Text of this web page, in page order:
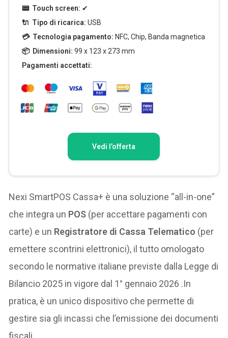
📟 Touch screen: ✔
🔌 Tipo di ricarica:USB
💳 Tecnologia pagamento: NFC, Chip, Banda magnetica
📦 Dimensioni:99 x 123 x 273 mm
Pagamenti accettati:
Vedi l’offerta
Nexi SmartPOS Cassa+ è una soluzione “all-in-one”
che integra un POS (per accettare pagamenti con
carte) e un Registratore di Cassa Telematico (per
emettere scontrini elettronici), il tutto omologato
secondo le normative italiane previste dalla Legge di
Bilancio 2025 in vigore dal 1° gennaio 2026 .In
pratica, è un unico dispositivo che permette di
gestire sia gli incassi che l’emissione dei documenti